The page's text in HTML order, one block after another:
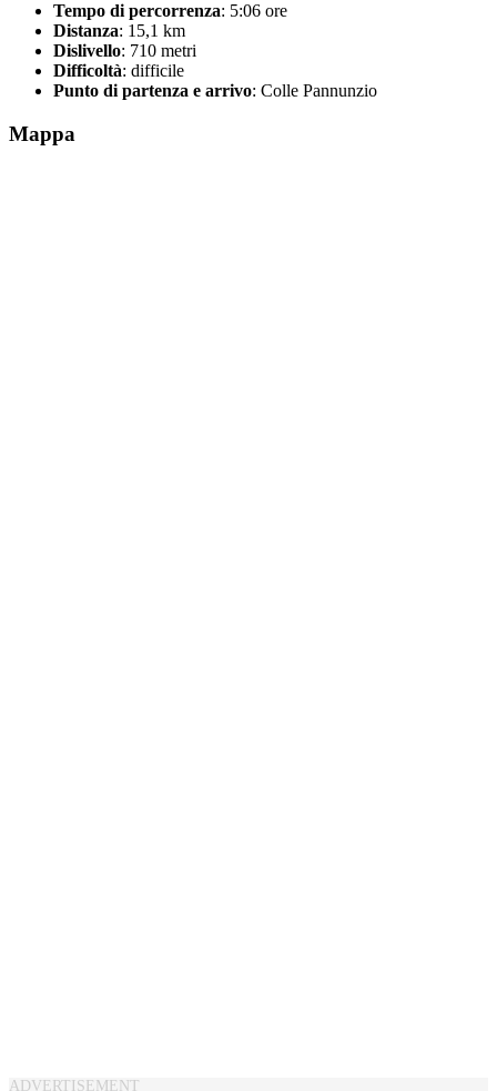
Tempo di percorrenza: 5:06 ore
Distanza: 15,1 km
Dislivello: 710 metri
Difficoltà: difficile
Punto di partenza e arrivo: Colle Pannunzio
Mappa